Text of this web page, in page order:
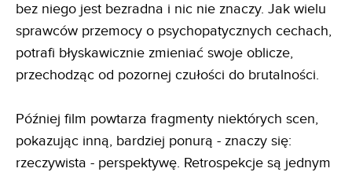
bez niego jest bezradna i nic nie znaczy. Jak wielu
sprawców przemocy o psychopatycznych cechach,
potrafi błyskawicznie zmieniać swoje oblicze,
przechodząc od pozornej czułości do brutalności.
Później film powtarza fragmenty niektórych scen,
pokazując inną, bardziej ponurą - znaczy się:
rzeczywista - perspektywę. Retrospekcje są jednym